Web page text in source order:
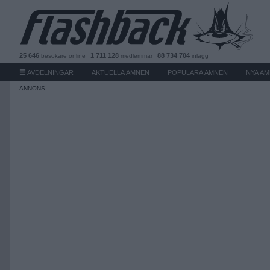
25 646 besökare online 1 711 128 medlemmar 88 734 704 inlägg
AVDELNINGAR AKTUELLA ÄMNEN POPULÄRA ÄMNEN NYA